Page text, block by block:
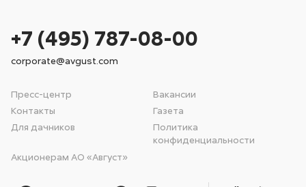
Пресс-центр
Вакансии
Контакты
Газета
Для дачников
Политика
конфиденциальности
Акционерам АО «Август»
+7 (495) 787-08-00
corporate@avgust.com